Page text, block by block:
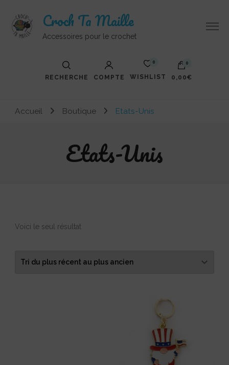
Croch Ta Maille
Accessoires pour le crochet
RECHERCHE COMPTE
0
WISHLIST
0
0,00€
Accueil Boutique Etats-Unis
Etats-Unis
Voici le seul résultat